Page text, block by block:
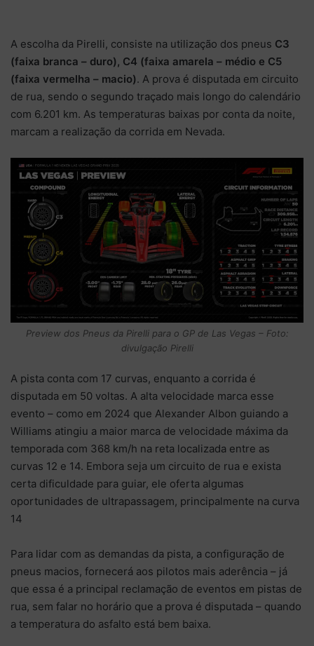
A escolha da Pirelli, consiste na utilização dos pneus C3
(faixa branca – duro), C4 (faixa amarela – médio e C5
(faixa vermelha – macio). A prova é disputada em circuito
de rua, sendo o segundo traçado mais longo do calendário
com 6.201 km. As temperaturas baixas por conta da noite,
marcam a realização da corrida em Nevada.
Preview dos Pneus da Pirelli para o GP de Las Vegas – Foto:
divulgação Pirelli
A pista conta com 17 curvas, enquanto a corrida é
disputada em 50 voltas. A alta velocidade marca esse
evento – como em 2024 que Alexander Albon guiando a
Williams atingiu a maior marca de velocidade máxima da
temporada com 368 km/h na reta localizada entre as
curvas 12 e 14. Embora seja um circuito de rua e exista
certa dificuldade para guiar, ele oferta algumas
oportunidades de ultrapassagem, principalmente na curva
14
Para lidar com as demandas da pista, a configuração de
pneus macios, fornecerá aos pilotos mais aderência – já
que essa é a principal reclamação de eventos em pistas de
rua, sem falar no horário que a prova é disputada – quando
a temperatura do asfalto está bem baixa.